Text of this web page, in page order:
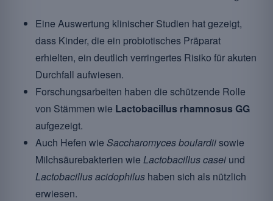
Eine Auswertung klinischer Studien hat gezeigt,
dass Kinder, die ein probiotisches Präparat
erhielten, ein deutlich verringertes Risiko für akuten
Durchfall aufwiesen.
Forschungsarbeiten haben die schützende Rolle
von Stämmen wie Lactobacillus rhamnosus GG
aufgezeigt.
Auch Hefen wie Saccharomyces boulardiisowie
Milchsäurebakterien wie Lactobacillus casei und
Lactobacillus acidophilus haben sich als nützlich
erwiesen.